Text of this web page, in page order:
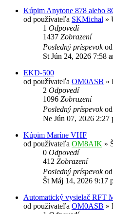
Kúpim Anytone 878 alebo
od používateľa SKMichal »
1 Odpovedí
1437 Zobrazení
Posledný príspevok
St Jún 24, 2026 7:58
EKD-500
od používateľa OM0ASB »
2 Odpovedí
1096 Zobrazení
Posledný príspevok
Ne Jún 07, 2026 2:27
Kúpim Maríne VHF
od používateľa OM8AIK »
0 Odpovedí
412 Zobrazení
Posledný príspevok
Št Máj 14, 2026 9:17
Automatický vysielač RFT
od používateľa OM0ASB »